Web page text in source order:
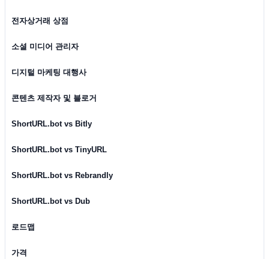
전자상거래 상점
소셜 미디어 관리자
디지털 마케팅 대행사
콘텐츠 제작자 및 블로거
ShortURL.bot vs Bitly
ShortURL.bot vs TinyURL
ShortURL.bot vs Rebrandly
ShortURL.bot vs Dub
로드맵
가격